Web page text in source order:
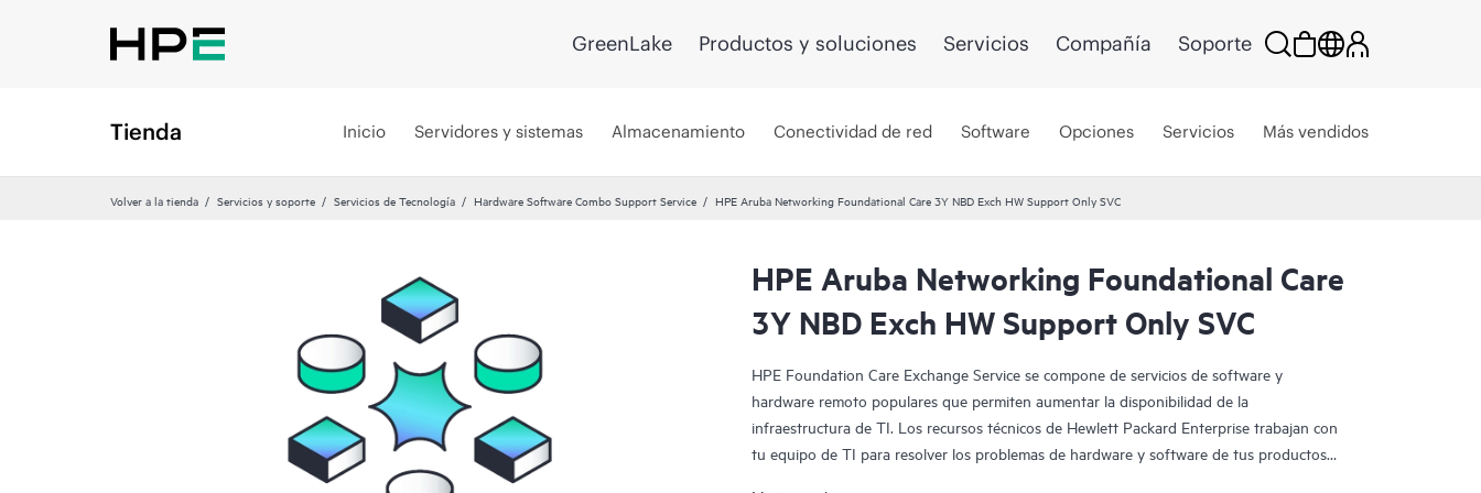
GreenLake Productos y soluciones Servicios Compañía Soporte
Tienda Inicio Servidores y sistemas Almacenamiento Conectividad de red Software Opciones Servicios Más vendidos
Volver a la tienda Servicios y soporte Servicios de Tecnología Hardware Software Combo Support Service HPE Aruba Networking Foundational Care 3Y NBD Exch HW Support Only SVC
HPE Aruba Networking Foundational Care
3Y NBD Exch HW Support Only SVC
HPE Foundation Care Exchange Service se compone de servicios de software y
hardware remoto populares que permiten aumentar la disponibilidad de la
infraestructura de TI. Los recursos técnicos de Hewlett Packard Enterprise trabajan con
tu equipo de TI para resolver los problemas de hardware y software de tus productos